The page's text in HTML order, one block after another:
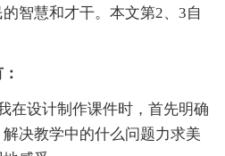
智慧和才干。本文第2、3自
设计制作课件时，首先明确
决教学中的什么问题力求美